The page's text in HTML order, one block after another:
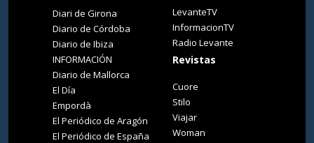
Diari de Girona
Diario de Córdoba
Diario de Ibiza
INFORMACIÓN
Diario de Mallorca
El Día
Empordà
El Periódico de Aragón
El Periódico de España
LevanteTV
InformacionTV
Radio Levante
Revistas
Cuore
Stilo
Viajar
Woman